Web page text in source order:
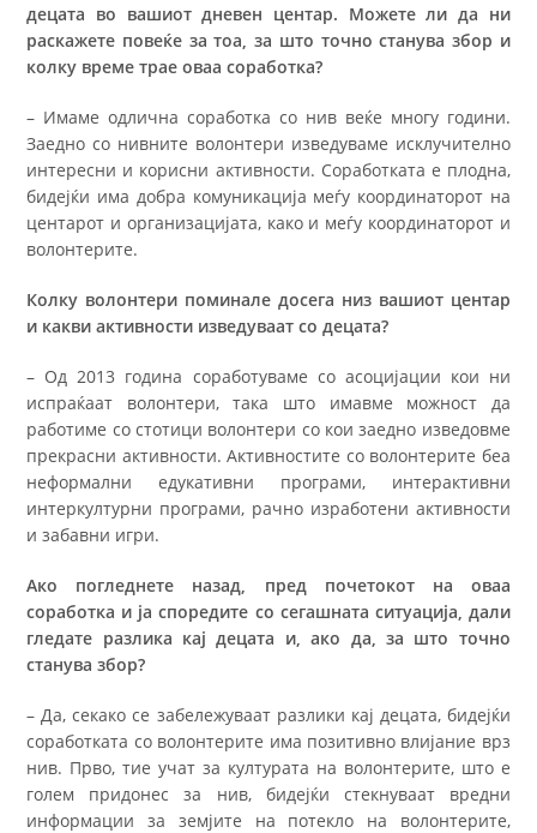
децата во вашиот дневен центар. Можете ли да ни
раскажете повеќе за тоа, за што точно станува збор и
колку време трае оваа соработка?
– Имаме одлична соработка со нив веќе многу години.
Заедно со нивните волонтери изведуваме исклучително
интересни и корисни активности. Соработката е плодна,
бидејќи има добра комуникација меѓу координаторот на
центарот и организацијата, како и меѓу координаторот и
волонтерите.
Колку волонтери поминале досега низ вашиот центар
и какви активности изведуваат со децата?
– Од 2013 година соработуваме со асоцијации кои ни
испраќаат волонтери, така што имавме можност да
работиме со стотици волонтери со кои заедно изведовме
прекрасни активности. Активностите со волонтерите беа
неформални едукативни програми, интерактивни
интеркултурни програми, рачно изработени активности
и забавни игри.
Ако погледнете назад, пред почетокот на оваа
соработка и ја споредите со сегашната ситуација, дали
гледате разлика кај децата и, ако да, за што точно
станува збор?
– Да, секако се забележуваат разлики кај децата, бидејќи
соработката со волонтерите има позитивно влијание врз
нив. Прво, тие учат за културата на волонтерите, што е
голем придонес за нив, бидејќи стекнуваат вредни
информации за земјите на потекло на волонтерите,